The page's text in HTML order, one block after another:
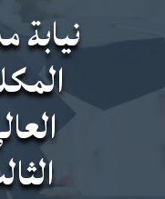
نيابة